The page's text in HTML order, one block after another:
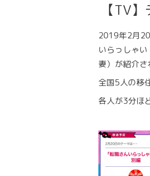
【TV
2019年2月
いらっしゃ
妻）が紹介さ
全国5人の移
各人が3分ほ